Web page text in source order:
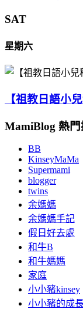
SAT
星期六
【祖教日語小
MamiBlog 熱門
BB
KinseyMaMa
Supermami
blogger
twins
余媽媽
余媽媽手記
假日好去處
和牛B
和牛媽媽
家庭
小小豬kinsey
小小豬的成